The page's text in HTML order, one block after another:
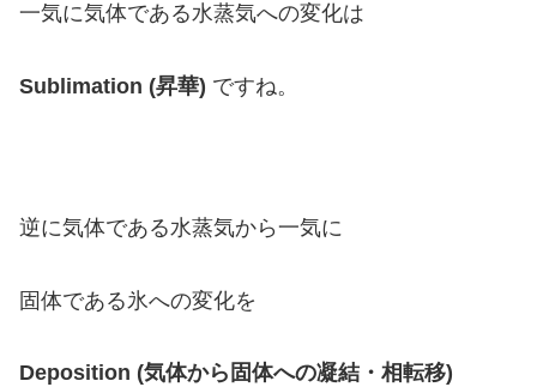
一気に気体である水蒸気への変化は
Sublimation (昇華) ですね。
逆に気体である水蒸気から一気に
固体である氷への変化を
Deposition (気体から固体への凝結・相転移)